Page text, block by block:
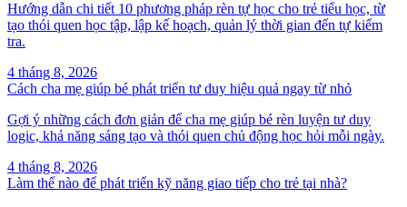
Hướng dẫn chi tiết 10 phương pháp rèn tự học cho trẻ tiểu học, từ
tạo thói quen học tập, lập kế hoạch, quản lý thời gian đến tự kiểm
tra.
4 tháng 8, 2026
Cách cha mẹ giúp bé phát triển tư duy hiệu quả ngay từ nhỏ
Gợi ý những cách đơn giản để cha mẹ giúp bé rèn luyện tư duy
logic, khả năng sáng tạo và thói quen chủ động học hỏi mỗi ngày.
4 tháng 8, 2026
Làm thế nào để phát triển kỹ năng giao tiếp cho trẻ tại nhà?